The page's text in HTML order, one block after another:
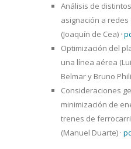
Análisis de
asignación a
(Joaquín de Cea) ·
Optimización del
una línea aérea
Belmar y Bruno
Consideraciones
minimización de
trenes de
(Manuel Duarte) ·